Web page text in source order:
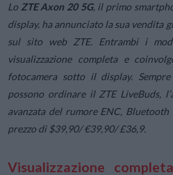
Lo ZTE Axon 20 5G, il primo
display, ha annunciato la sua vendita
sul sito web ZTE. Entrambi i
visualizzazione completa e
fotocamera sotto il display.
possono ordinare il ZTE LiveBuds,
avanzata del rumore ENC,
prezzo di $39,90/ €39,90/ £36,9.
Visualizzazione